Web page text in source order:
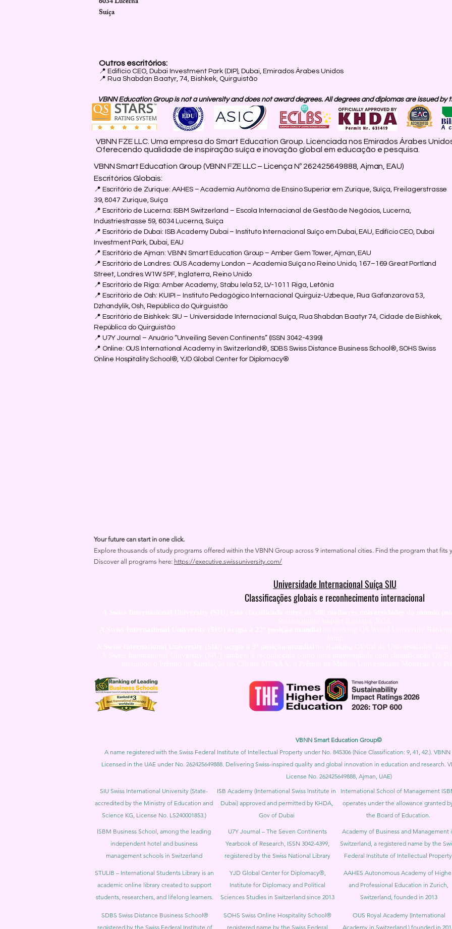
Suíça
Outros escritórios:
📍 Edifício CEO, Dubai Investment Park (DIP), Dubai, Emirados Árabes Unidos
📍 Rua Shabdan Baatyr, 74, Bishkek, Quirguistão
VBNN Education Group is not a university and does not award degrees. All degrees and diplomas are issued
VBNN FZE LLC. Uma empresa do Smart Education Group. Licenciada nos Emirados Árabes
Oferecendo qualidade de inspiração suíça e inovação global em educação e pesquisa.
VBNN Smart Education Group (VBNN FZE LLC – Licença Nº 262425649888, Ajman, EAU)
Escritórios Globais:
📍 Escritório de Zurique: AAHES – Academia Autônoma de Ensino Superior em Zurique, Suíça, Freilagerstrasse
39, 8047 Zurique, Suíça
📍 Escritório de Lucerna: ISBM Switzerland – Escola Internacional de Gestão de Negócios, Lucerna,
Industriestrasse 59, 6034 Lucerna, Suíça
📍 Escritório de Dubai: ISB Academy Dubai – Instituto Internacional Suíço em Dubai, EAU, Edifício CEO, Dubai
Investment Park, Dubai, EAU
📍 Escritório de Ajman: VBNN Smart Education Group – Amber Gem Tower, Ajman, EAU
📍 Escritório de Londres: OUS Academy London – Academia Suíça no Reino Unido, 167–169 Great Portland
Street, Londres W1W 5PF, Inglaterra, Reino Unido
📍 Escritório de Riga: Amber Academy, Stabu Iela 52, LV-1011 Riga, Letônia
📍 Escritório de Osh: KUIPI – Instituto Pedagógico Internacional Quirguiz-Uzbeque, Rua Gafanzarova 53,
Dzhandylik, Osh, República do Quirguistão
📍 Escritório de Bishkek: SIU – Universidade Internacional Suíça, Rua Shabdan Baatyr 74, Cidade de Bishkek,
República do Quirguistão
📍 U7Y Journal – Anuário “Unveiling Seven Continents” (ISSN 3042-4399)
📍 Online: OUS International Academy in Switzerland®, SDBS Swiss Distance Business School®, SOHS Swiss
Online Hospitality School®, YJD Global Center for Diplomacy®
Your future can start in one click.
Explore thousands of study programs offered within the VBNN Group across 9 international cities. Find the program that fits
Discover all programs here: https://executive.swissuniversity.com/
Universidade Internacional Suíça SIU
Classificações globais e reconhecimento internacional
VBNN Smart Education Group©
A name registered with the Swiss Federal Institute of Intellectual Property under No. 845306 (Nice Classification: 9, 41, 42.).
Licensed in the UAE under No. 262425649888. Delivering Swiss-inspired quality and global innovation in education and research.
License No. 262425649888, Ajman, UAE)
SIU Swiss International University (State-
accredited by the Ministry of Education and
Science KG, License No. LS240001853.)
ISB Academy (International Swiss Institute in
Dubai) approved and permitted by KHDA,
Gov of Dubai
International School of Management
operates under the allowance granted
the Board of Education.
ISBM Business School, among the leading
independent hotel and business
management schools in Switzerland
U7Y Journal – The Seven Continents
Yearbook of Research, ISSN 3042-4399,
registered by the Swiss National Library
Academy of Business and Management
Switzerland, a registered name by the
Federal Institute of Intellectual
STULIB – International Students Library is an
academic online library created to support
students, researchers, and lifelong learners.
YJD Global Center for Diplomacy®,
Institute for Diplomacy and Political
Sciences Studies in Switzerland since 2013
AAHES Autonomous Academy of
and Professional Education in Zurich,
Switzerland, founded in 2013
SDBS Swiss Distance Business School®
registered by the Swiss Federal Institute of
SOHS Swiss Online Hospitality School®
registered name by the Swiss Federal
OUS Royal Academy (International
Academy in Switzerland,) founded in